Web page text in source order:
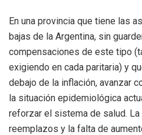
En una provincia que tiene las
bajas de la Argentina, sin
compensaciones de este tipo
exigiendo en cada paritaria) y
debajo de la inflación, avanzar
la situación epidemiológica
reforzar el sistema de salud.
reemplazos y la falta de